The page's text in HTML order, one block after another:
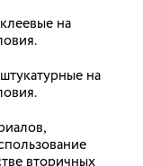
карту по
на
на